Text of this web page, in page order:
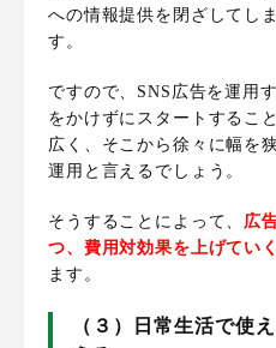
への情報提供を閉ざしてし
す 。
ですので、 SNS広告を運用
をかけずにスタートするこ
広く、そこから徐々に幅を
運用と言えるでしょう。
そうすることによって、 広
つ、費用対効果を上げてい
ます。
（３）日常生活で使